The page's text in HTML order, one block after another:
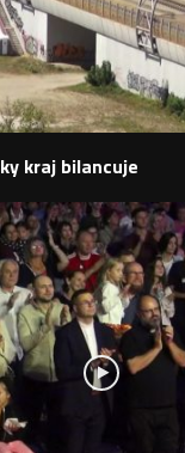
kraj bilancuje